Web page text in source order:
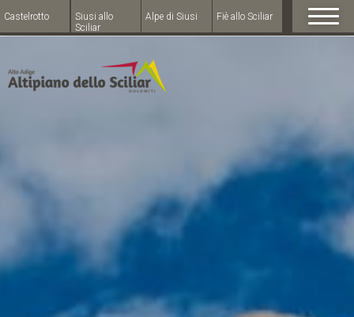
Castelrotto
Siusi allo
Sciliar
Alpe di Siusi Fiè allo Sciliar